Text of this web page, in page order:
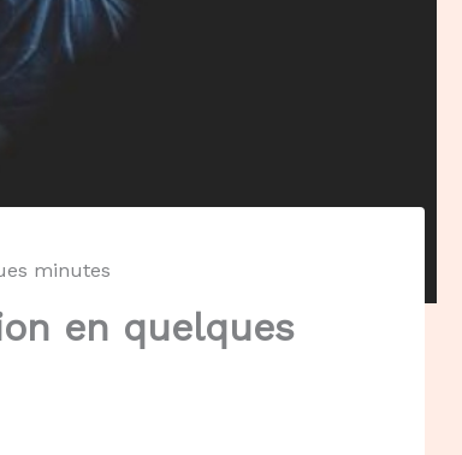
minutes
en quelques